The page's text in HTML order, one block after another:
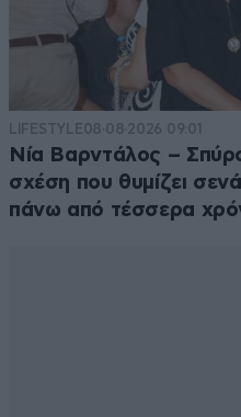
LIFESTYLE08·08·2026 09:01
Νία Βαρντάλος –
σχέση που θυμίζει
πάνω από τέσσερα